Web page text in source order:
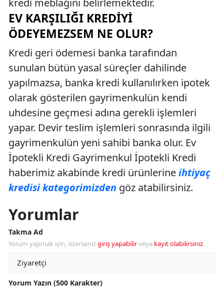
kredi meblağını belirlemektedir.
EV KARŞILIĞI KREDIYI
ÖDEYEMEZSEM NE OLUR?
Kredi geri ödemesi banka tarafından
sunulan bütün yasal süreçler dahilinde
yapılmazsa, banka kredi kullanılırken ipotek
olarak gösterilen gayrimenkulün kendi
uhdesine geçmesi adına gerekli işlemleri
yapar. Devir teslim işlemleri sonrasında ilgili
gayrimenkulün yeni sahibi banka olur. Ev
İpotekli Kredi Gayrimenkul İpotekli Kredi
haberimiz akabinde kredi ürünlerineihtiyaç
kredisi kategorimizden göz atabilirsiniz.
Yorumlar
Takma Ad
Yorum yapmak için, istersenizgiriş yapabilirveya kayıt olabilirsiniz.
Yorum Yazın (500 Karakter)